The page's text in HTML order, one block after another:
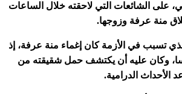
على الشائعات التي لاحقته خلال الساعات
منة عرفة وزوجها.
تسبب في الأزمة كان إغماء منة عرفة، إذ
وكان عليه أن يكتشف حمل شقيقته من
الأحداث الدرامية.